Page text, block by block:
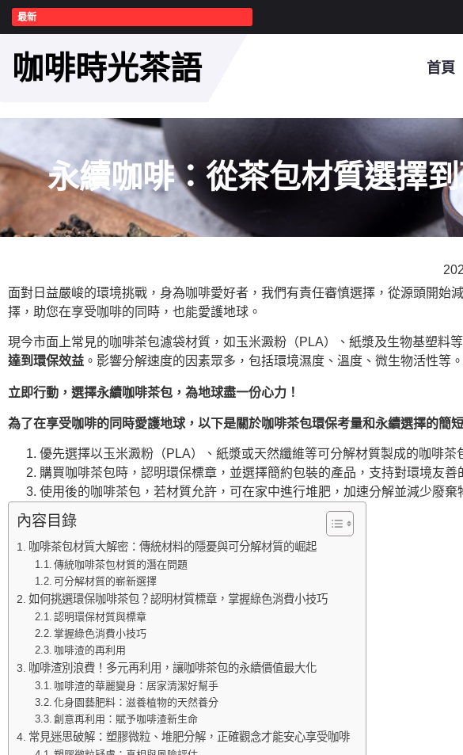
最新
咖啡時光茶語 首頁
永續咖啡：從茶包材質選擇
面對日益嚴峻的環境挑戰，身為咖啡愛好者，我們有責任審慎選擇，從源頭開
擇，助您在享受咖啡的同時，也能愛護地球。
現今市面上常見的咖啡茶包濾袋材質，如玉米澱粉（PLA）、紙漿及生物基塑料
達到環保效益 。影響分解速度的因素眾多，包括環境濕度、溫度、微生物活性
立即行動，選擇永續咖啡茶包，為地球盡一份心力！
為了在享受咖啡的同時愛護地球，以下是關於咖啡茶包環保考量和永續選擇的簡短
優先選擇以玉米澱粉（PLA）、紙漿或天然纖維等可分解材質製成的咖啡茶
購買咖啡茶包時，認明環保標章，並選擇簡約包裝的產品，支持對環境友善
使用後的咖啡茶包，若材質允許，可在家中進行堆肥，加速分解並減少廢棄
內容目錄
咖啡茶包材質大解密：傳統材料的隱憂與可分解材質的崛起
傳統咖啡茶包材質的潛在問題
可分解材質的嶄新選擇
如何挑選環保咖啡茶包？認明材質標章，掌握綠色消費小技巧
認明環保材質與標章
掌握綠色消費小技巧
咖啡渣的再利用
咖啡渣別浪費！多元再利用，讓咖啡茶包的永續價值最大化
咖啡渣的華麗變身：居家清潔好幫手
化身園藝肥料：滋養植物的天然養分
創意再利用：賦予咖啡渣新生命
常見迷思破解：塑膠微粒、堆肥分解，正確觀念才能安心享受咖啡